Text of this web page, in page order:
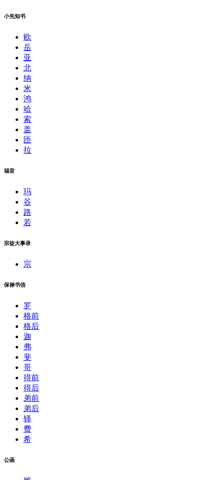
小先知书
欧
岳
亚
北
纳
米
鸿
哈
索
盖
匝
拉
福音
玛
谷
路
若
宗徒大事录
宗
保禄书信
罗
格前
格后
迦
弗
斐
哥
得前
得后
弟前
弟后
铎
费
希
公函